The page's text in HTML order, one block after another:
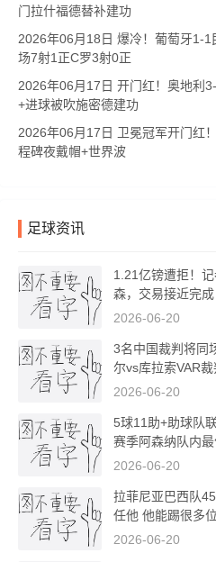
门拉什福德替补建功
2026年06月18日 爆冷！葡萄牙1-
场7射1正C罗3射0正
2026年06月17日 开门红！奥地利
+进球被吹施密德建功
2026年06月17日 卫冕冠军开门红
程碑夜戴帽+世界波
足球资讯
1.21亿镑遭拒！
森，交易接近完成
2026-06-20
3名中国裁判将同
尔vs库拉索VAR裁
2026-06-20
5球11助+助球队
赛季阿森纳队内
2026-06-20
拉菲尼亚巴西队
任他 他能踢很多
2026-06-20